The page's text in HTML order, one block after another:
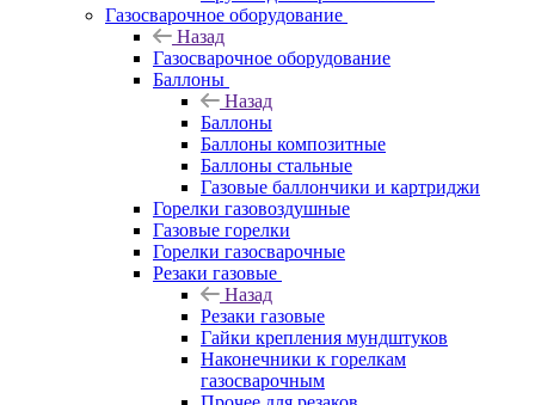
Газосварочное оборудование
Назад
Газосварочное оборудование
Баллоны
Назад
Баллоны
Баллоны композитные
Баллоны стальные
Газовые баллончики и картриджи
Горелки газовоздушные
Газовые горелки
Горелки газосварочные
Резаки газовые
Назад
Резаки газовые
Гайки крепления мундштуков
Наконечники к горелкам
газосварочным